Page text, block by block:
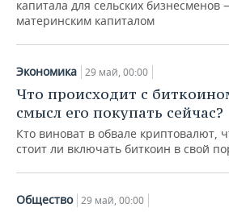
ONLINE-КОНФЕРЕНЦИИ
ОТКРЫТАЯ ЛЕКЦИЯ
ХОККЕЙ
БАСКЕТБОЛ
КИБЕРСПОРТ
ВОДНЫЕ ВИДЫ СПОРТА
ВЛАСТЬ
ИНФРАСТРУКТУРА
КУЛЬТУРА
ОБРАЗОВАНИЕ
СЮЖЕТЫ
СПРАВОЧНИК
СПИСОК КОМПАНИЙ
ПОЛНАЯ ВЕРСИЯ
капитала для сельских бизнесменов
материнским капиталом
Экономика 29 май, 00:00
Что происходит с
смысл его покупать сейчас?
Кто виноват в обвале криптовалют,
стоит ли включать биткоин в свой
Общество 29 май, 00:00